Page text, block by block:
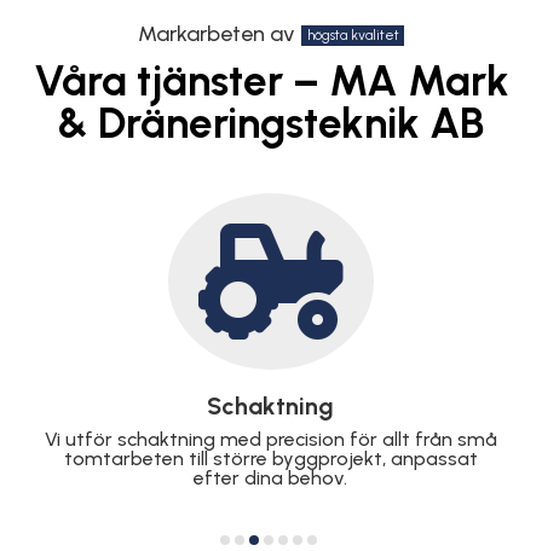
Markarbeten av högsta kvalitet
Våra tjänster – MA Mark
& Dräneringsteknik AB

Markarbeten
Oavsett om det gäller förberedelser för
byggnation eller landskapsdesign, hanterar vi
markarbeten med högsta kvalitet och effektivitet.